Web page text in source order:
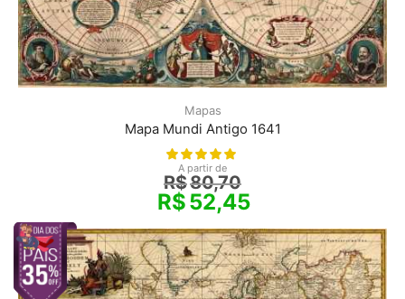
Mapas
Mapa Mundi Antigo 1641
A partir de
R$80,70
R$52,45